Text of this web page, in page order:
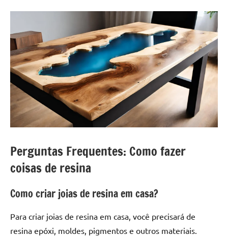
Perguntas Frequentes: Como fazer
coisas de resina
Como criar joias de resina em casa?
Para criar joias de resina em casa, você precisará de
resina epóxi, moldes, pigmentos e outros materiais.